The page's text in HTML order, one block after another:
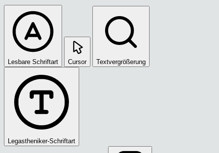
Lesbare Schriftart Cursor Textvergrößerung
Legastheniker-Schriftart